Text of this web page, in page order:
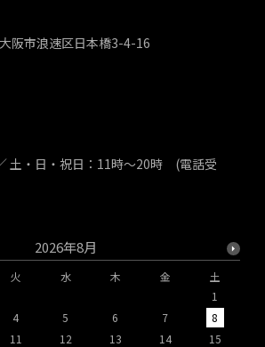
2026年8月
火 水 木 金
土
1
4 5 6 7
8
11 12 13 14 15
阪市浪速区日本橋3-4-16
土・日・祝日：11時～20時 (電話受